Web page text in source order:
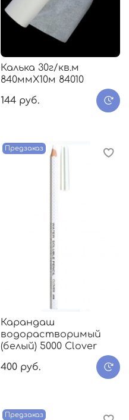
Калька 30г/кв.м
840ммХ10м 84010
144 руб.
Предзаказ
Карандаш
водорастворимый
(белый) 5000 Clover
400 руб.
Предзаказ